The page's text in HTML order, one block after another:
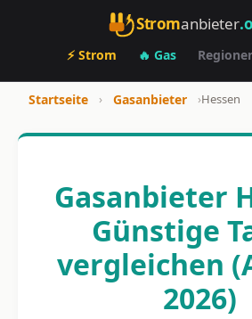
Stromanbieter
⚡ Strom 🔥 Gas
Startseite › Gasanbieter ›Hessen
Gasanbieter
Günstige
vergleichen
2026)